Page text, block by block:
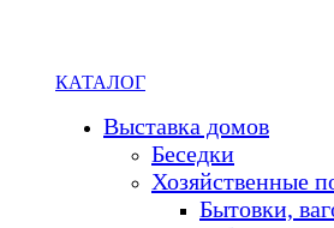
КАТАЛОГ
Выставка домов
Беседки
Хозяйственные
Бытовки,